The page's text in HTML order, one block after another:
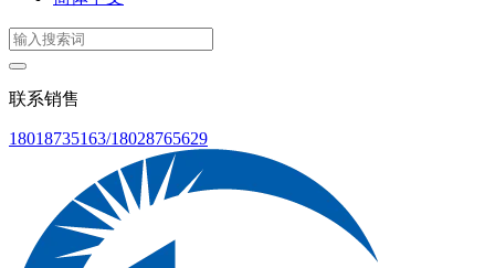
联系销售
18018735163/18028765629